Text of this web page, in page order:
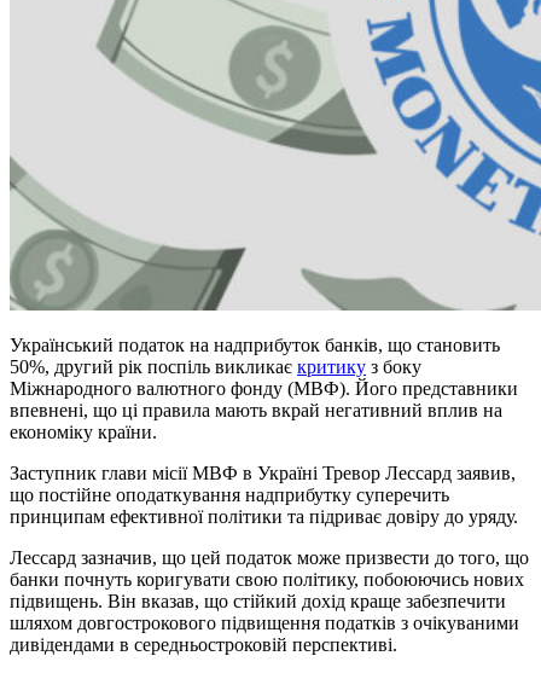
Український податок на надприбуток банків, що становить
50%, другий рік поспіль викликає критику з боку
Міжнародного валютного фонду (МВФ). Його представники
впевнені, що ці правила мають вкрай негативний вплив на
економіку країни.
Заступник глави місії МВФ в Україні Тревор Лессард заявив,
що постійне оподаткування надприбутку суперечить
принципам ефективної політики та підриває довіру до уряду.
Лессард зазначив, що цей податок може призвести до того, що
банки почнуть коригувати свою політику, побоюючись нових
підвищень. Він вказав, що стійкий дохід краще забезпечити
шляхом довгострокового підвищення податків з очікуваними
дивідендами в середньостроковій перспективі.